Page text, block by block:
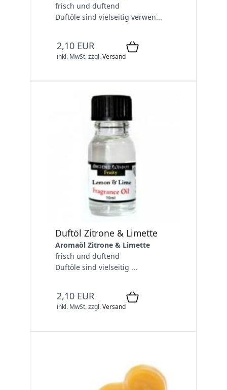
frisch und duftend
Duftöle sind vielseitig verwen...
2,10 EUR
inkl. MwSt.zzgl.Versand
Duftöl Zitrone & Limette
Aromaöl Zitrone & Limette
frisch und duftend
Duftöle sind vielseitig ...
2,10 EUR
inkl. MwSt.zzgl.Versand